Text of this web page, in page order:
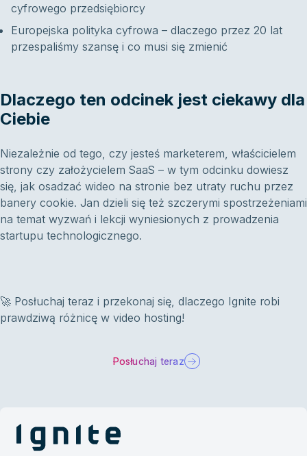
cyfrowego przedsiębiorcy
Europejska polityka cyfrowa – dlaczego przez 20 lat
przespaliśmy szansę i co musi się zmienić
Dlaczego ten odcinek jest ciekawy dla
Ciebie
Niezależnie od tego, czy jesteś marketerem, właścicielem
strony czy założycielem SaaS – w tym odcinku dowiesz
się, jak osadzać wideo na stronie bez utraty ruchu przez
banery cookie. Jan dzieli się też szczerymi spostrzeżeniami
na temat wyzwań i lekcji wyniesionych z prowadzenia
startupu technologicznego.
🚀 Posłuchaj teraz i przekonaj się, dlaczego Ignite robi
prawdziwą różnicę w video hosting!
Posłuchaj teraz